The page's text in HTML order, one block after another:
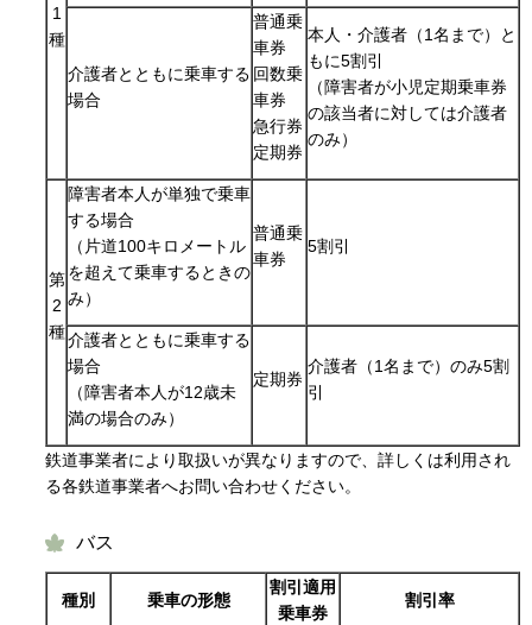
1
種
介護者とともに乗車する
場合
普通乗
車券
回数乗
車券
急行券
定期券
本人・介護者（1名まで）と
もに5割引
（障害者が小児定期乗車券
の該当者に対しては介護者
のみ）
第
2
種
障害者本人が単独で乗車
する場合
（片道100キロメートル
を超えて乗車するときの
み）
普通乗
車券
5割引
介護者とともに乗車する
場合
（障害者本人が12歳未
満の場合のみ）
定期券
介護者（1名まで）のみ5割
引
鉄道事業者により取扱いが異なりますので、詳しくは利用され
る各鉄道事業者へお問い合わせください。
バス
種別 乗車の形態
割引適用
乗車券
割引率